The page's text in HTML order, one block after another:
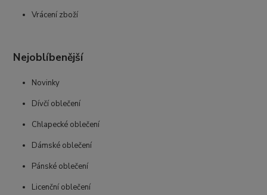
Vrácení zboží
Nejoblíbenější
Novinky
Dívčí oblečení
Chlapecké oblečení
Dámské oblečení
Pánské oblečení
Licenční oblečení